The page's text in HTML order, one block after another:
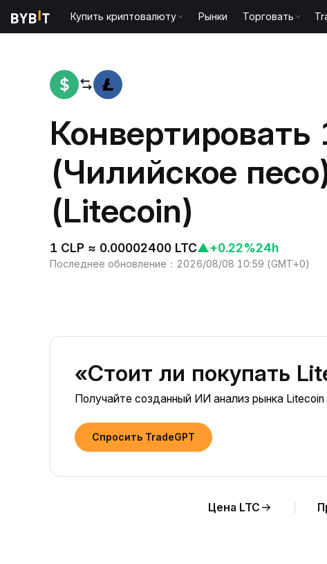
Купить криптовалюту Рынки Торговать
Конвертировать
(Чилийское
(Litecoin)
1 CLP ≈ 0.00002400 LTC▲+0.22%24h
Последнее обновление ： 2026/08/08 10:59 (GMT+0)
«Стоит ли покупать
Получайте созданный ИИ анализ рынка
Спросить TradeGPT
Цена LTC